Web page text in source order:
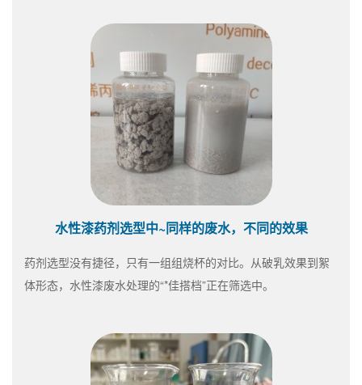
水性漆药剂选型中~同样的废水，不同的效果
药剂选型没有捷径，只有一组组烧杯的对比。从破乳效果到絮
体形态，水性漆废水处理的“*佳搭档”正在筛选中。